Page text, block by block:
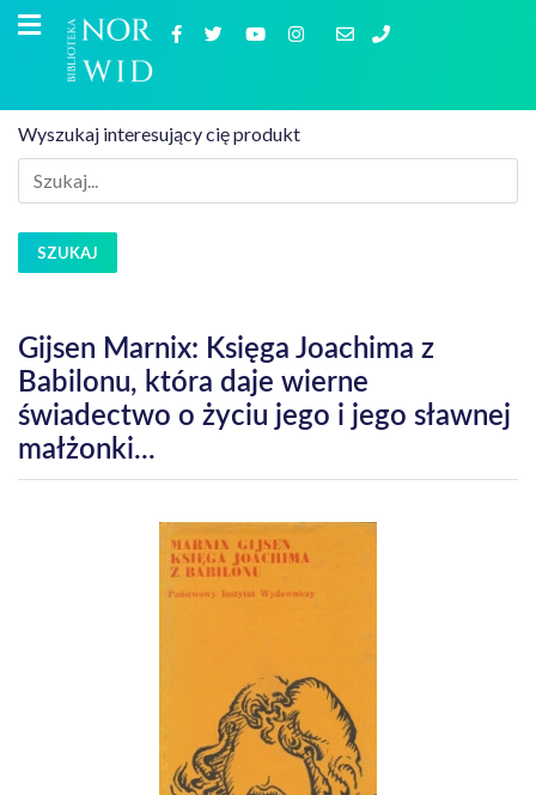
Wyszukaj interesujący cię produkt
SZUKAJ
Gijsen Marnix: Księga Joachima z
Babilonu, która daje wierne
świadectwo o życiu jego i jego sławnej
małżonki...